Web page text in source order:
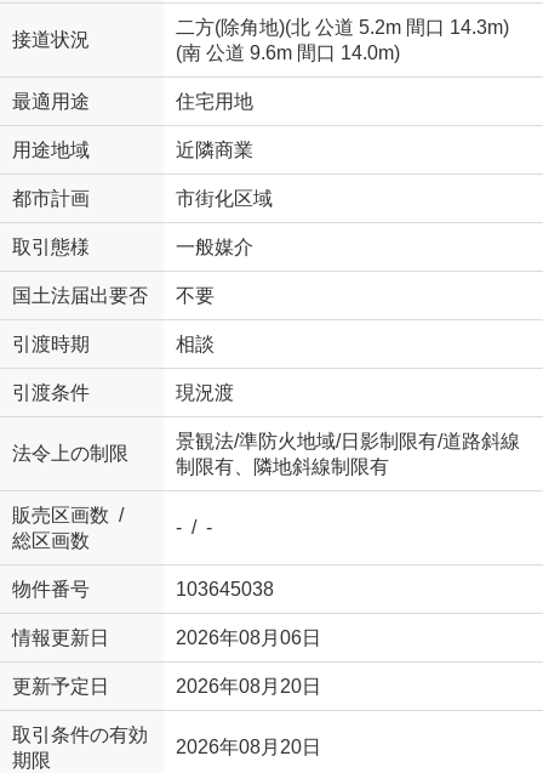
接道状況
二方(除角地)(北 公道 5.2m 間口 14.3m)
(南 公道 9.6m 間口 14.0m)
最適用途 住宅用地
用途地域 近隣商業
都市計画 市街化区域
取引態様 一般媒介
国土法届出要否 不要
引渡時期 相談
引渡条件 現況渡
法令上の制限
景観法/準防火地域/日影制限有/道路斜線
制限有、隣地斜線制限有
販売区画数 /
総区画数
- / -
物件番号 103645038
情報更新日 2026年08月06日
更新予定日 2026年08月20日
取引条件の有効
期限
2026年08月20日